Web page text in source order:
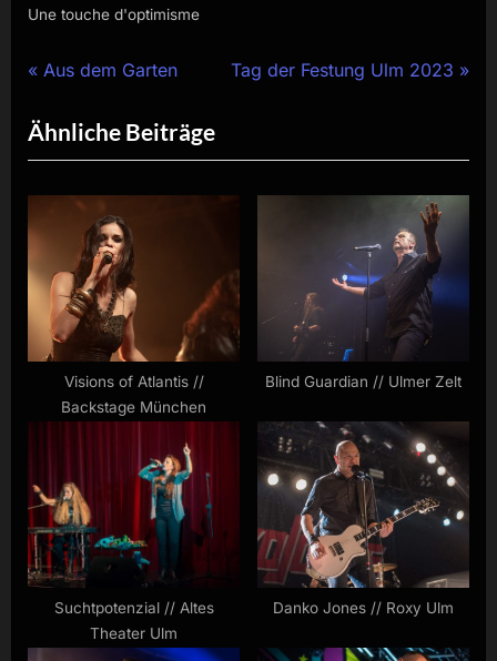
Une touche d'optimisme
Beitragsnavigation
P
e
v
i
s
P
o
Aus dem Garten
N
t
P
t
Tag der Festung Ulm 2023
Ähnliche Beiträge
Visions of Atlantis //
Backstage München
Blind Guardian // Ulmer Zelt
Suchtpotenzial // Altes
Theater Ulm
Danko Jones // Roxy Ulm